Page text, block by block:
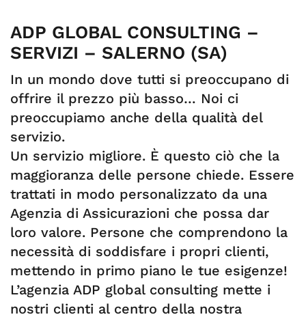
ADP GLOBAL CONSULTING –
SERVIZI – SALERNO (SA)
In un mondo dove tutti si preoccupano di
offrire il prezzo più basso… Noi ci
preoccupiamo anche della qualità del
servizio.
Un servizio migliore. È questo ciò che la
maggioranza delle persone chiede. Essere
trattati in modo personalizzato da una
Agenzia di Assicurazioni che possa dar
loro valore. Persone che comprendono la
necessità di soddisfare i propri clienti,
mettendo in primo piano le tue esigenze!
L’agenzia ADP global consulting mette i
nostri clienti al centro della nostra